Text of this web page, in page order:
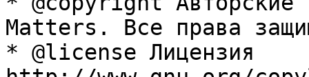
Matters. Все права
* @license Лицензия